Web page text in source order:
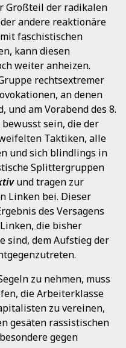
Großteil der radikalen
andere reaktionäre
faschistischen
kann diesen
weiter anheizen.
rechtsextremer
an denen
und am Vorabend des 8.
sein, die der
Taktiken, alle
und sich blindlings in
Splittergruppen
und tragen zur
Linken bei. Dieser
des Versagens
die bisher
sind, dem Aufstieg der
zu nehmen, muss
die Arbeiterklasse
zu vereinen,
gesäten rassistischen
gegen